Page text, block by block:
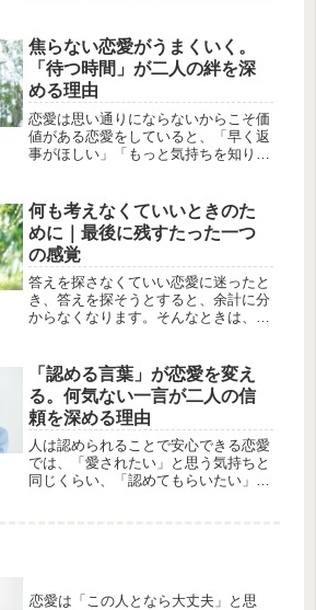
共通する特徴があります。それは、自
分との約束を大切にしていることで
す。...
焦らない恋愛がうまくいく。
「待つ時間」が二人の絆を深
める理由
恋愛は思い通りにならないからこそ価
値がある恋愛をしていると、「早く返
事がほしい」「もっと気持ちを知りた
しまうのは自然なことです。しかし、
恋愛は自分一人では進められません。
相...
何も考えなくていいときのた
めに｜最後に残すたった一つ
の感覚
答えを探さなくていい恋愛に迷ったと
き、答えを探そうとすると、余計に分
からなくなります。そんなときは、考
見る。・落ち着くか・しんどいか・無
理があるかその感覚は、ごまかせませ
ん...
「認める言葉」が恋愛を変え
る。何気ない一言が二人の信
頼を深める理由
人は認められることで安心できる恋愛
では、「愛されたい」と思う気持ちと
同じくらい、「認めてもらいたい」と
恋愛は「この人となら大丈夫」と思